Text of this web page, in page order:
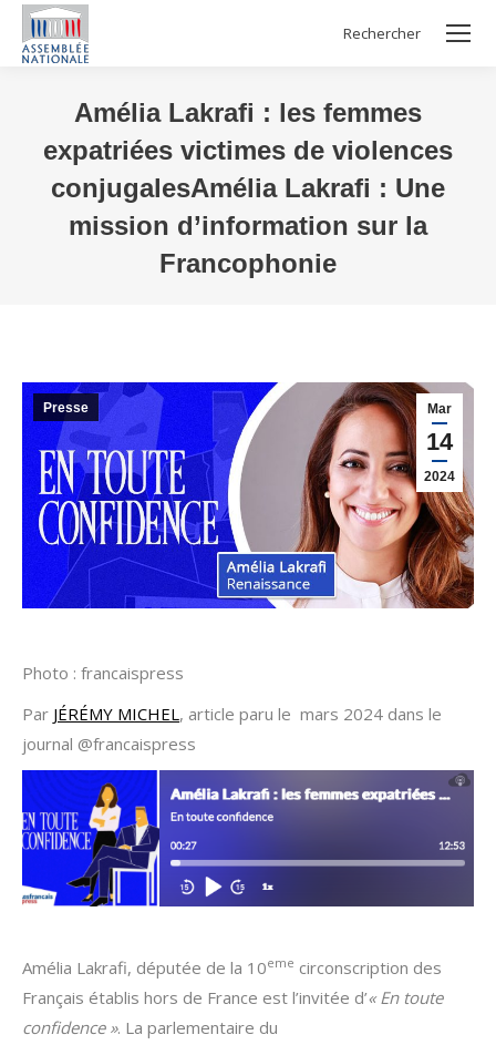
Search:
Rechercher
Amélia Lakrafi : les femmes
expatriées victimes de violences
conjugalesAmélia Lakrafi : Une
mission d’information sur la
Francophonie
Mar
14
2024
Presse
Photo : francaispress
Par JÉRÉMY MICHEL, article paru le mars 2024 dans le
journal @francaispress
Amélia Lakrafi, députée de la 10eme circonscription des
Français établis hors de France est l’invitée d’« En toute
confidence ». La parlementaire du